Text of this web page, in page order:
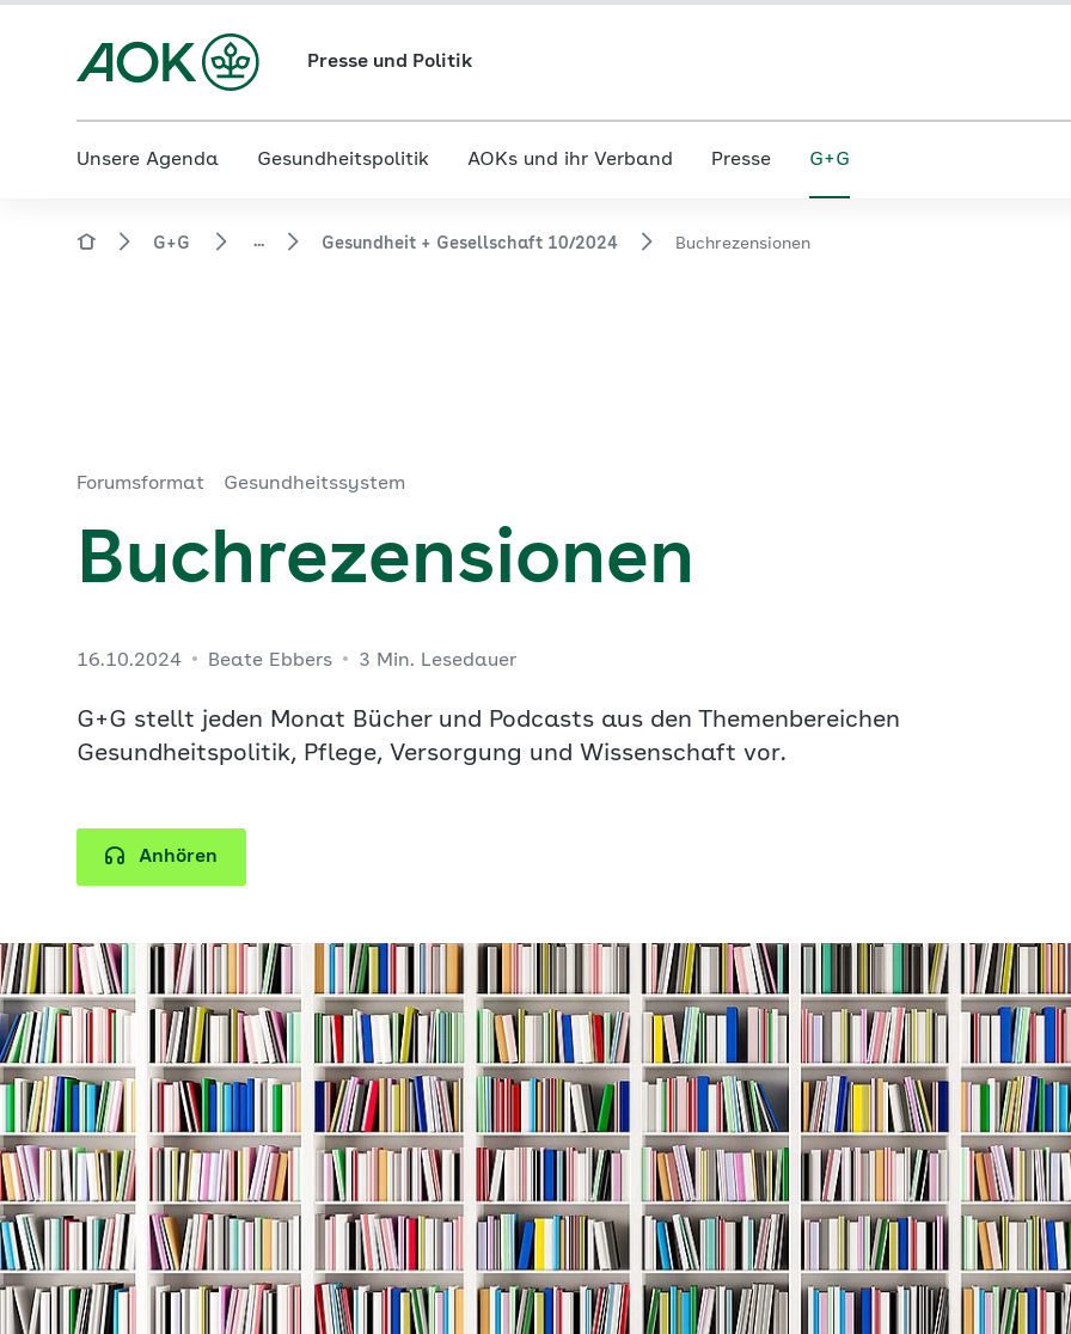
Presse und Politik
Unsere Agenda Gesundheitspolitik AOKs und ihr Verband Presse G+G
G+G ... Gesundheit + Gesellschaft 10/2024 Buchrezensionen
Forumsformat Gesundheitssystem
Buchrezensionen
16.10.2024 Beate Ebbers 3 Min. Lesedauer
G+G stellt jeden Monat Bücher und Podcasts aus den Themenbereichen
Gesundheitspolitik, Pflege, Versorgung und Wissenschaft vor.
Anhören